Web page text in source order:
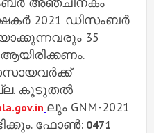
2021 ഡിസംബർ
35
കൂടുതൽ
ലും GNM-2021
ഫോൺ: 0471